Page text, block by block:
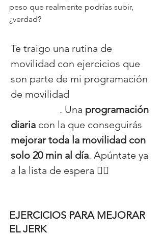
peso que realmente podrías subir,
¿verdad?
Te traigo una rutina de
movilidad con ejercicios que
son parte de mi programación
de movilidad
. Una programación
diaria con la que conseguirás
mejorar toda la movilidad con
solo 20 min al día. Apúntate ya
a la lista de espera 👉🏼
EJERCICIOS PARA MEJORAR
EL JERK